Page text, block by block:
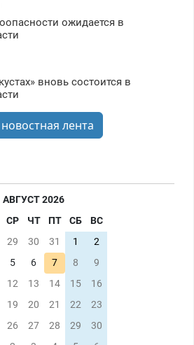
ожидается в
вновь состоится в
лента
АВГУСТ 2026
СР ЧТ ПТ СБ
ВС
29 30 31 1
2
5 6 7 8
9
12 13 14 15
16
19 20 21 22
23
26 27 28 29
30